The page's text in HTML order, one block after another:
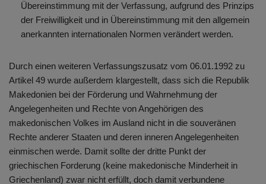
Übereinstimmung mit der Verfassung, aufgrund des Prinzips
der Freiwilligkeit und in Übereinstimmung mit den allgemein
anerkannten internationalen Normen verändert werden.
Durch einen weiteren Verfassungszusatz vom 06.01.1992 zu
Artikel 49 wurde außerdem klargestellt, dass sich die Republik
Makedonien bei der Förderung und Wahrnehmung der
Angelegenheiten und Rechte von Angehörigen des
makedonischen Volkes im Ausland nicht in die souveränen
Rechte anderer Staaten und deren inneren Angelegenheiten
einmischen werde. Damit sollte der dritte Punkt der
griechischen Forderung (keine makedonische Minderheit in
Griechenland) zwar nicht erfüllt, doch damit verbundene